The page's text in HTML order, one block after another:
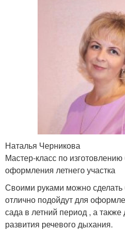
Наталья Черникова
Мастер-класс по
оформления летнего участка
Своими руками можно сделать
отлично подойдут для
сада в летний период , а также
развития речевого дыхания.